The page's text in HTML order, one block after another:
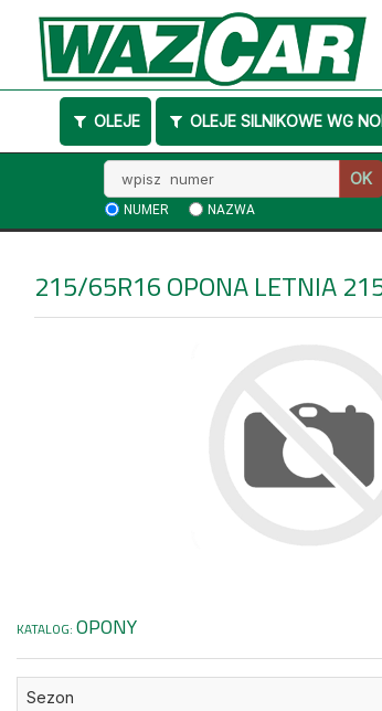
OLEJE OLEJE SILNIKOWE WG
numer
OK
NUMER NAZWA
215/65R16OPONA LETNIA
KATALOG: OPONY
Sezon